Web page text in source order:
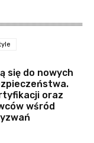
się do nowych
oraz
wśród